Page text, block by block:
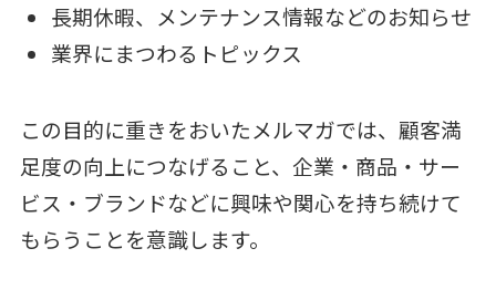
長期休暇、メンテナンス情報などのお知らせ
業界にまつわるトピックス
この目的に重きをおいたメルマガでは、顧客満
足度の向上につなげること、企業・商品・サー
ビス・ブランドなどに興味や関心を持ち続けて
もらうことを意識します。